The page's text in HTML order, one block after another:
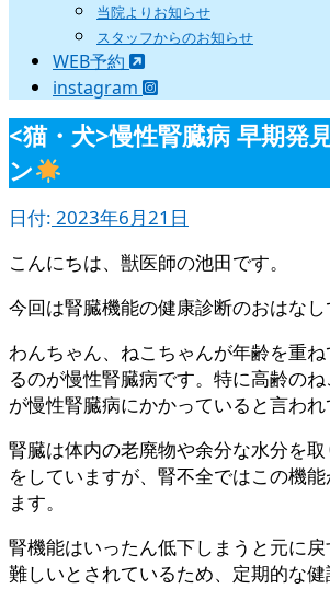
当院よりお知らせ
スタッフからのお知らせ
WEB予約
instagram
<猫・犬>慢性腎臓病 早期発
ン
日付: 2023年6月21日
こんにちは、獣医師の池田です。
今回は腎臓機能の健康診断のおはなし
わんちゃん、ねこちゃんが年齢を重ね
るのが慢性腎臓病です。特に高齢の
が慢性腎臓病にかかっていると言われ
腎臓は体内の老廃物や余分な水分を
をしていますが、腎不全ではこの機
ます。
腎機能はいったん低下しまうと元に
難しいとされているため、定期的な健